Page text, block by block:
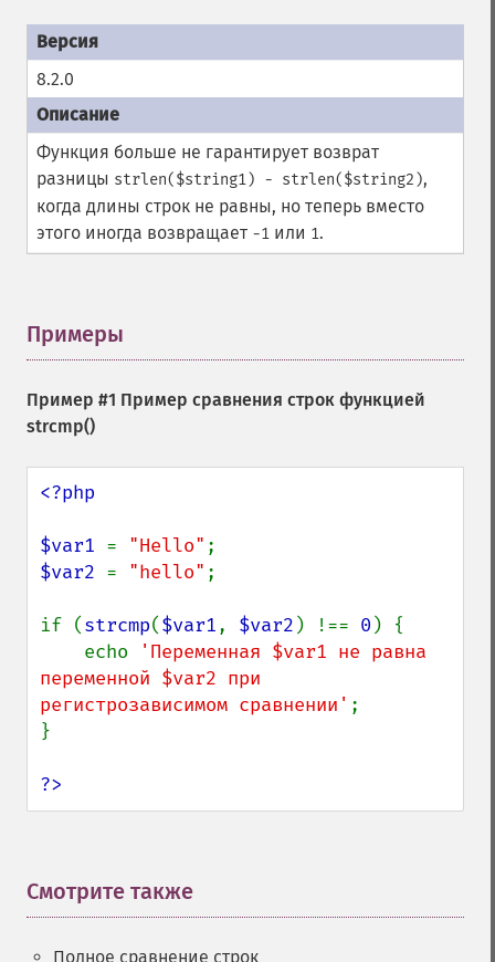
8.2.0
Функция больше не гарантирует возврат
разницы strlen($string1) - strlen($string2),
когда длины строк не равны, но теперь вместо
этого иногда возвращает -1 или 1.
Примеры
Пример #1 Пример сравнения строк функцией
strcmp()
<?php
$var1 = "Hello"
$var2 = "hello" ;
if (strcmp($var1, $var2 ) !== 0 ) {
    echo
'Переменная $var1 не равна
переменной $var2 при
регистрозависимом сравнении' ;
}
?>
Смотрите также
Полное сравнение строк